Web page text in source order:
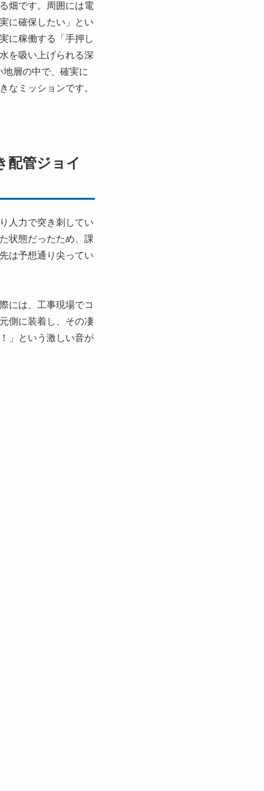
畑です。周囲には電
に確保したい」とい
に稼働する「手押し
を吸い上げられる深
層の中で、確実に
なミッションです。
配管ジョイ
人力で突き刺してい
状態だったため、課
は予想通り尖ってい
には、工事現場でコ
側に装着し、その凄
」という激しい音が